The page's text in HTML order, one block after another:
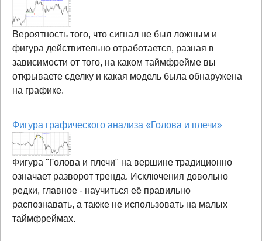
Вероятность того, что сигнал не был ложным и
фигура действительно отработается, разная в
зависимости от того, на каком таймфрейме вы
открываете сделку и какая модель была обнаружена
на графике.
Фигура графического анализа «Голова и плечи»
Фигура "Голова и плечи" на вершине традиционно
означает разворот тренда. Исключения довольно
редки, главное - научиться её правильно
распознавать, а также не использовать на малых
таймфреймах.